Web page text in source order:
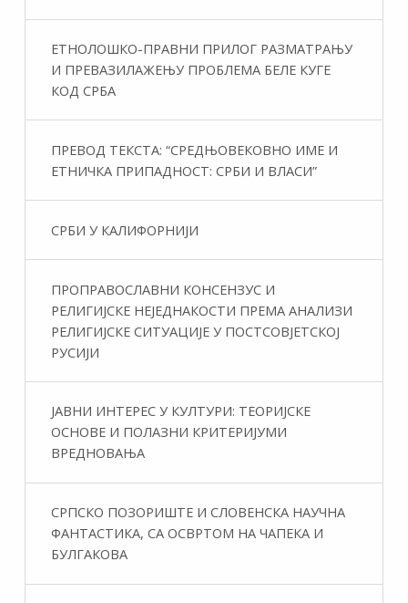
ЕТНОЛОШКО-ПРАВНИ ПРИЛОГ РАЗМАТРАЊУ
И ПРЕВАЗИЛАЖЕЊУ ПРОБЛЕМА БЕЛЕ КУГЕ
КОД СРБА
ПРЕВОД ТЕКСТА: “СРЕДЊОВЕКОВНО ИМЕ И
ЕТНИЧКА ПРИПАДНОСТ: СРБИ И ВЛАСИ”
СРБИ У КАЛИФОРНИЈИ
ПРОПРАВОСЛАВНИ КОНСЕНЗУС И
РЕЛИГИЈСКЕ НЕЈЕДНАКОСТИ ПРЕМА АНАЛИЗИ
РЕЛИГИЈСКЕ СИТУАЦИЈЕ У ПОСТСОВЈЕТСКОЈ
РУСИЈИ
ЈАВНИ ИНТЕРЕС У КУЛТУРИ: ТЕОРИЈСКЕ
ОСНОВЕ И ПОЛАЗНИ КРИТЕРИЈУМИ
ВРЕДНОВАЊА
СРПСКО ПОЗОРИШТЕ И СЛОВЕНСКА НАУЧНА
ФАНТАСТИКA, СА ОСВРТОМ НА ЧАПЕКА И
БУЛГАКОВА